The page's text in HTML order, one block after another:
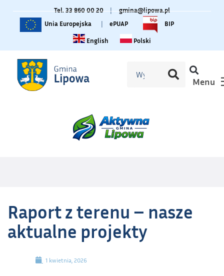
Tel. 33 860 00 20 |
gmina@lipowa.pl
Unia Europejska
| ePUAP
BIP
Change language to English
English Zmiana języka na polski
Polski
Menu
Raport z terenu – nasze
aktualne projekty
1 kwietnia, 2026